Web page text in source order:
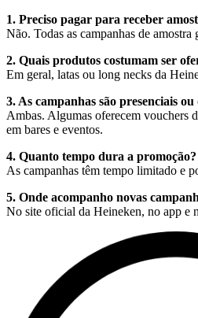
1. Preciso pagar para receber
Não. Todas as campanhas de amostra
2. Quais produtos costumam ser
Em geral, latas ou long necks da
3. As campanhas são presenciais ou
Ambas. Algumas oferecem vouchers
em bares e eventos.
4. Quanto tempo dura a promoção?
As campanhas têm tempo limitado e
5. Onde acompanho novas
No site oficial da Heineken, no app e